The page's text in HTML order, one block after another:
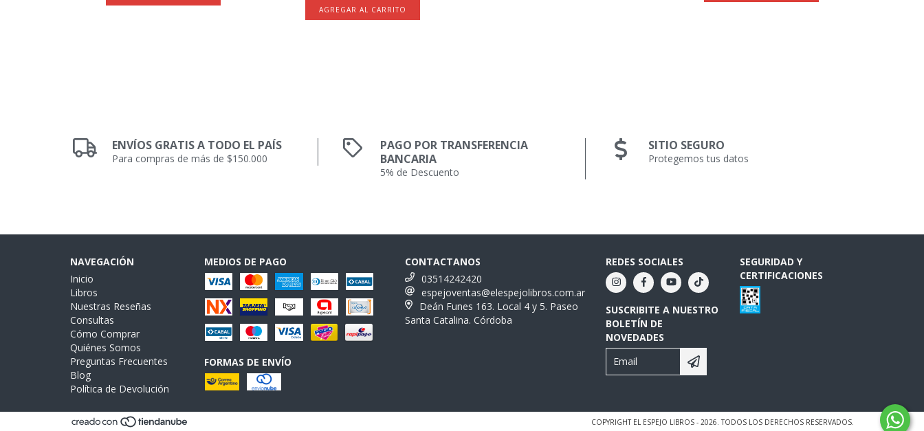
ENVÍOS GRATIS A TODO EL PAÍS
Para compras de más de $150.000
PAGO POR TRANSFERENCIA
BANCARIA
5% de Descuento
SITIO SEGURO
Protegemos tus datos
NAVEGACIÓN
Inicio
Libros
Nuestras Reseñas
Consultas
Cómo Comprar
Quiénes Somos
Preguntas Frecuentes
Blog
Política de Devolución
MEDIOS DE PAGO
FORMAS DE ENVÍO
CONTACTANOS
03514242420
espejoventas@elespejolibros.com.ar
Deán Funes 163. Local 4 y 5. Paseo
Santa Catalina. Córdoba
REDES SOCIALES
SUSCRIBITE A NUESTRO
BOLETÍN DE
NOVEDADES
SEGURIDAD Y
CERTIFICACIONES
COPYRIGHT EL ESPEJO LIBROS - 2026. TODOS LOS DERECHOS RESERVADOS.